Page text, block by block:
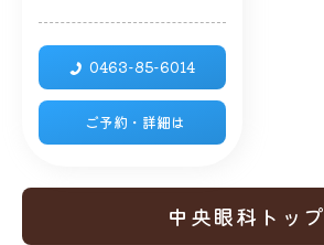
0463-85-6014
ご予約・詳細は
中央眼科トップ